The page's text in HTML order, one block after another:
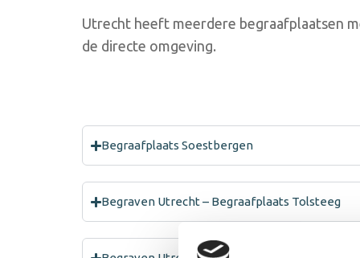
Utrecht heeft meerdere begraafplaatsen
de directe omgeving.
Begraafplaats Soestbergen
Begraven Utrecht – Begraafplaats Tolsteeg